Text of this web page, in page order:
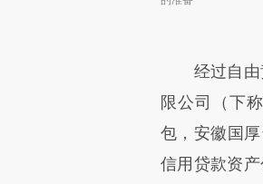
经过自由竞
限公司（下
包，安徽国
信用贷款资产